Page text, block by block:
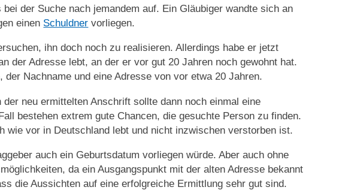
der Suche nach jemandem auf. Ein Gläubiger wandte sich an
einen Schuldner vorliegen.
ihn doch noch zu realisieren. Allerdings habe er jetzt
der Adresse lebt, an der er vor gut 20 Jahren noch gewohnt hat.
Nachname und eine Adresse von vor etwa 20 Jahren.
der neu ermittelten Anschrift sollte dann noch einmal eine
bestehen extrem gute Chancen, die gesuchte Person zu finden.
wie vor in Deutschland lebt und nicht inzwischen verstorben ist.
auch ein Geburtsdatum vorliegen würde. Aber auch ohne
da ein Ausgangspunkt mit der alten Adresse bekannt
die Aussichten auf eine erfolgreiche Ermittlung sehr gut sind.